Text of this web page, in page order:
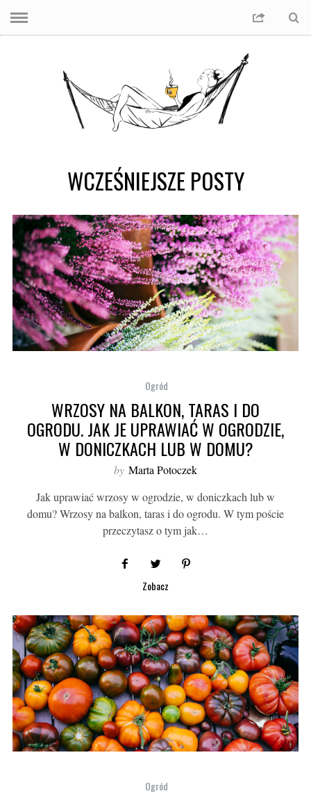
WCZEŚNIEJSZE POSTY
Ogród
WRZOSY NA BALKON, TARAS I DO
OGRODU. JAK JE UPRAWIAĆ W OGRODZIE,
W DONICZKACH LUB W DOMU?
by Marta Potoczek
Jak uprawiać wrzosy w ogrodzie, w doniczkach lub w
domu? Wrzosy na balkon, taras i do ogrodu. W tym poście
przeczytasz o tym jak…
Zobacz
Ogród